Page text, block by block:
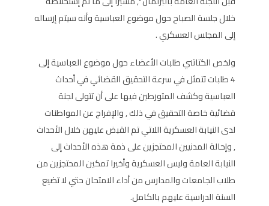
خلال جلسة الصباح حول موضوع العباسية وأنه سيتم إرساله
إلى المجلس العسكري .
ولخص الكتاتني طلبات الأعضاء حول موضوع العباسية إلى
4 طلبات تتمثل في سرعة التحقيق القضائي في أحداث
العباسية وكشف المتورطين فيها على أن تتولى لجنة
قضائية خاصة التحقيق في ذلك , والإفراج عن المواطنات
لدى النيابة العسكرية اللاتي تم القبض عليهن خلال الأحداث
, وإحالة المدنيين المحتجزين على ذمة هذه الأحداث إلى
النيابة العامة وليس العسكرية وأخيرا تمكين المحتجزين من
طلاب الجامعات والمدارس من أداء الامتحان حتي لا تضيع
السنة الدراسية عليهم بالكامل.